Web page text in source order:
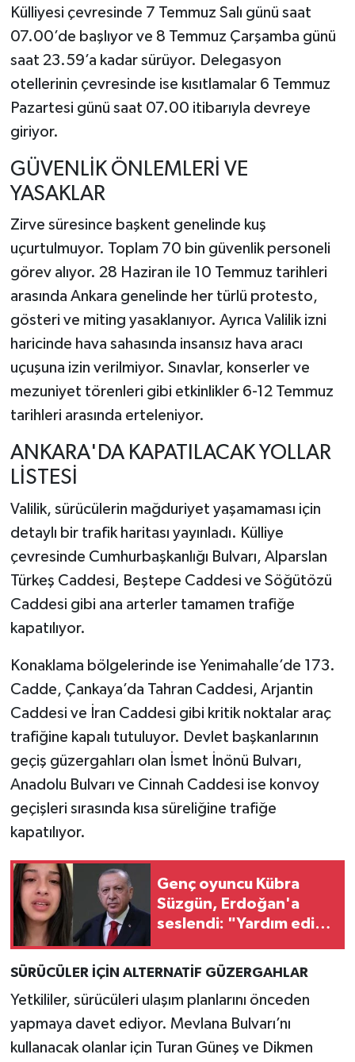
Külliyesi çevresinde 7 Temmuz Salı günü saat
07.00’de başlıyor ve 8 Temmuz Çarşamba günü
saat 23.59’a kadar sürüyor. Delegasyon
otellerinin çevresinde ise kısıtlamalar 6 Temmuz
Pazartesi günü saat 07.00 itibarıyla devreye
giriyor.
GÜVENLİK ÖNLEMLERİ VE
YASAKLAR
Zirve süresince başkent genelinde kuş
uçurtulmuyor. Toplam 70 bin güvenlik personeli
görev alıyor. 28 Haziran ile 10 Temmuz tarihleri
arasında Ankara genelinde her türlü protesto,
gösteri ve miting yasaklanıyor. Ayrıca Valilik izni
haricinde hava sahasında insansız hava aracı
uçuşuna izin verilmiyor. Sınavlar, konserler ve
mezuniyet törenleri gibi etkinlikler 6-12 Temmuz
tarihleri arasında erteleniyor.
ANKARA'DA KAPATILACAK YOLLAR
LİSTESİ
Valilik, sürücülerin mağduriyet yaşamaması için
detaylı bir trafik haritası yayınladı. Külliye
çevresinde Cumhurbaşkanlığı Bulvarı, Alparslan
Türkeş Caddesi, Beştepe Caddesi ve Söğütözü
Caddesi gibi ana arterler tamamen trafiğe
kapatılıyor.
Konaklama bölgelerinde ise Yenimahalle’de 173.
Cadde, Çankaya’da Tahran Caddesi, Arjantin
Caddesi ve İran Caddesi gibi kritik noktalar araç
trafiğine kapalı tutuluyor. Devlet başkanlarının
geçiş güzergahları olan İsmet İnönü Bulvarı,
Anadolu Bulvarı ve Cinnah Caddesi ise konvoy
geçişleri sırasında kısa süreliğine trafiğe
kapatılıyor.
Genç oyuncu Kübra
Süzgün, Erdoğan'a
seslendi: "Yardım edin,
uyuyamıyorum"
SÜRÜCÜLER İÇİN ALTERNATİF GÜZERGAHLAR
Yetkililer, sürücüleri ulaşım planlarını önceden
yapmaya davet ediyor. Mevlana Bulvarı’nı
kullanacak olanlar için Turan Güneş ve Dikmen